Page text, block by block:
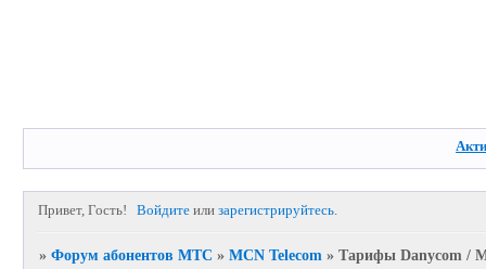
Привет, Гость! Войдите илизарегистрируйтесь.
»Форум абонентов МТС »MCN Telecom »Тарифы Danycom /